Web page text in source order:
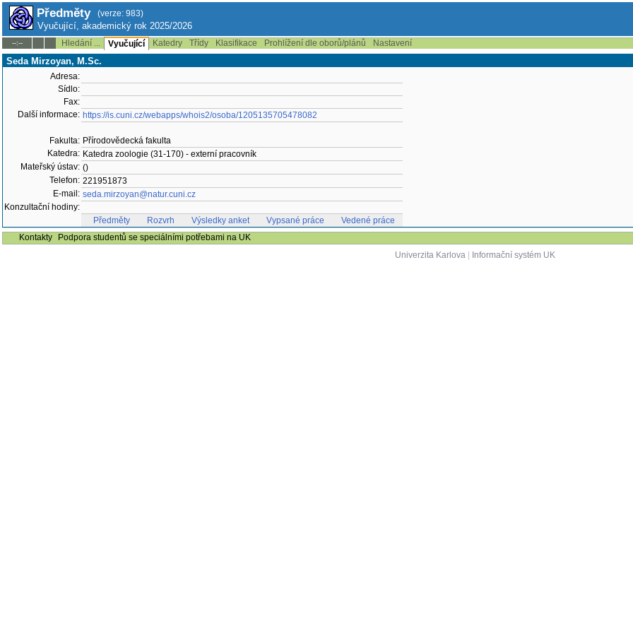
Předměty (verze: 983)
Vyučující, akademický rok 2025/2026
--:-- Hledání ... Vyučující Katedry Třídy Klasifikace Prohlížení dle oborů/plánů Nastavení
Seda Mirzoyan, M.Sc.
Adresa:
Sídlo:
Fax:
Další informace: https://is.cuni.cz/webapps/whois2/osoba/1205135705478082
Fakulta: Přírodovědecká fakulta
Katedra: Katedra zoologie (31-170) - externí pracovník
Mateřský ústav: ()
Telefon: 221951873
E-mail: seda.mirzoyan@natur.cuni.cz
Konzultační hodiny:
Předměty
Rozvrh Výsledky anket Vypsané práce
Vedené práce
Kontakty
Podpora studentů se speciálními potřebami na UK
Univerzita Karlova| Informační systém UK